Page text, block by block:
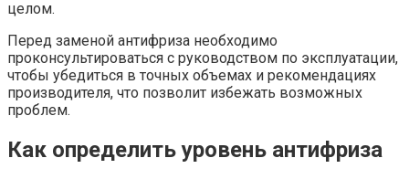
целом.
Перед заменой антифриза необходимо
проконсультироваться с руководством по эксплуатации,
чтобы убедиться в точных объемах и рекомендациях
производителя, что позволит избежать возможных
проблем.
Как определить уровень антифриза